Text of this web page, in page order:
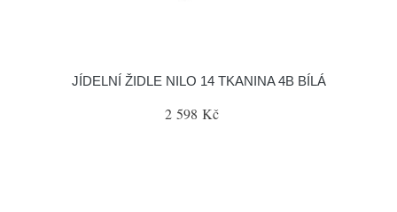
JÍDELNÍ ŽIDLE NILO 14 TKANINA 4B BÍLÁ
2 598 Kč